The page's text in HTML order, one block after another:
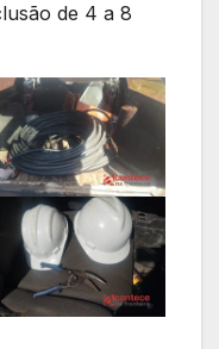
de 4 a 8